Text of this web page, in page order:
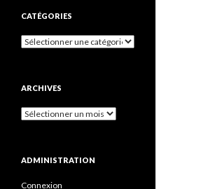
CATÉGORIES
Catégories
ARCHIVES
Archives
ADMINISTRATION
Connexion